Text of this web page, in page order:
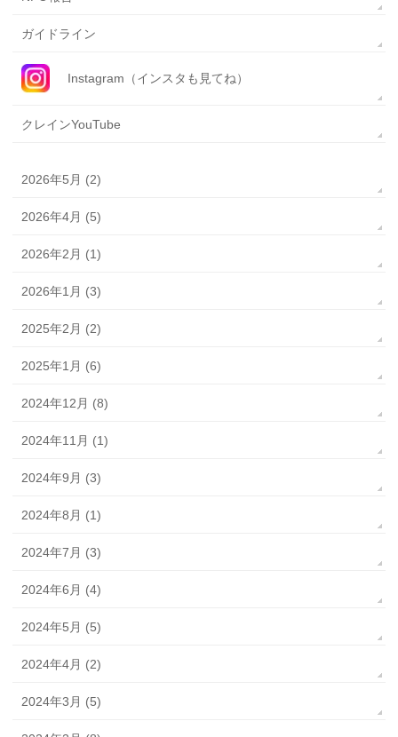
ガイドライン
Instagram（インスタも見てね）
クレインYouTube
2026年5月 (2)
2026年4月 (5)
2026年2月 (1)
2026年1月 (3)
2025年2月 (2)
2025年1月 (6)
2024年12月 (8)
2024年11月 (1)
2024年9月 (3)
2024年8月 (1)
2024年7月 (3)
2024年6月 (4)
2024年5月 (5)
2024年4月 (2)
2024年3月 (5)